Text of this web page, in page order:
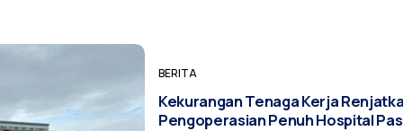
BERITA
Kekurangan Tenaga Kerja
Pengoperasian Penuh Hospital